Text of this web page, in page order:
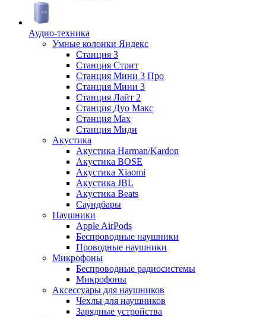
Аудио-техника
Умные колонки Яндекс
Станция 3
Станция Стрит
Станция Мини 3 Про
Станция Мини 3
Станция Лайт 2
Станция Дуо Макс
Станция Max
Станция Миди
Акустика
Акустика Harman/Kardon
Акустика BOSE
Акустика Xiaomi
Акустика JBL
Акустика Beats
Саундбары
Наушники
Apple AirPods
Беспроводные наушники
Проводные наушники
Микрофоны
Беспроводные радиосистемы
Микрофоны
Аксессуары для наушников
Чехлы для наушников
Зарядные устройства